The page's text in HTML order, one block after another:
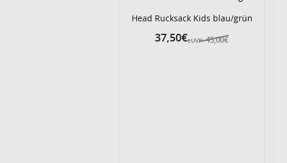
Head Rucksack Kids blau/grün
eUVP: 45,00€
37,50€